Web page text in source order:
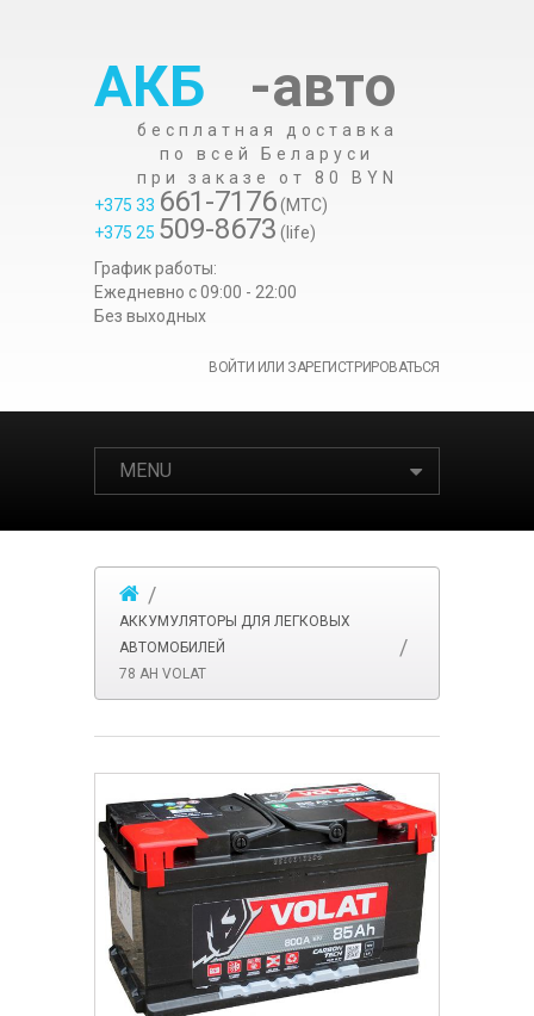
АКБ -авто
бесплатная доставка
по всей Беларуси
при заказе от 80 BYN
+375 33 661-7176(МТС)
+375 25 509-8673 (life)
График работы:
Ежедневно c 09:00 - 22:00
Без выходных
ВОЙТИ ИЛИ ЗАРЕГИСТРИРОВАТЬСЯ
MENU
АККУМУЛЯТОРЫ ДЛЯ ЛЕГКОВЫХ
АВТОМОБИЛЕЙ
78 АH VOLAT